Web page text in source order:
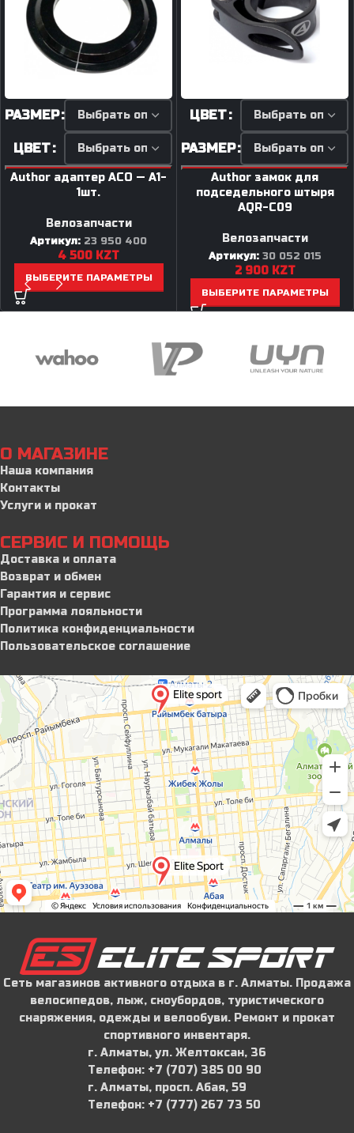
РАЗМЕР
ЦВЕТ
Author адаптер ACO — A1-
1шт.
Велозапчасти
Артикул: 23 950 400
4 500 KZT
ВЫБЕРИТЕ ПАРАМЕТРЫ
ЦВЕТ
РАЗМЕР
Author замок для
подседельного штыря
AQR-C09
Велозапчасти
Артикул: 30 052 015
2 900 KZT
ВЫБЕРИТЕ ПАРАМЕТРЫ
О МАГАЗИНЕ
Наша компания
Контакты
Услуги и прокат
СЕРВИС И ПОМОЩЬ
Доставка и оплата
Возврат и обмен
Гарантия и сервис
Программа лояльности
Политика конфиденциальности
Пользовательское соглашение
Сеть магазинов активного отдыха в г. Алматы. Продажа
велосипедов, лыж, сноубордов, туристического
снаряжения, одежды и велообуви. Ремонт и прокат
спортивного инвентаря.
г. Алматы, ул. Желтоксан, 36
Телефон: ‪+7 (707) 385 00 90‬
г. Алматы, просп. Абая, 59
Телефон: ‪+7 (777) 267 73 50